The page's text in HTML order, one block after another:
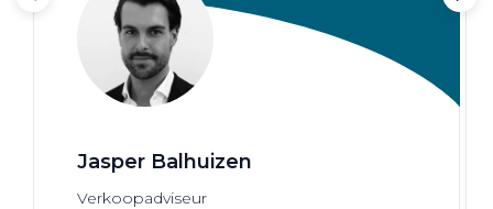
Jasper Balhuizen
Verkoopadviseur